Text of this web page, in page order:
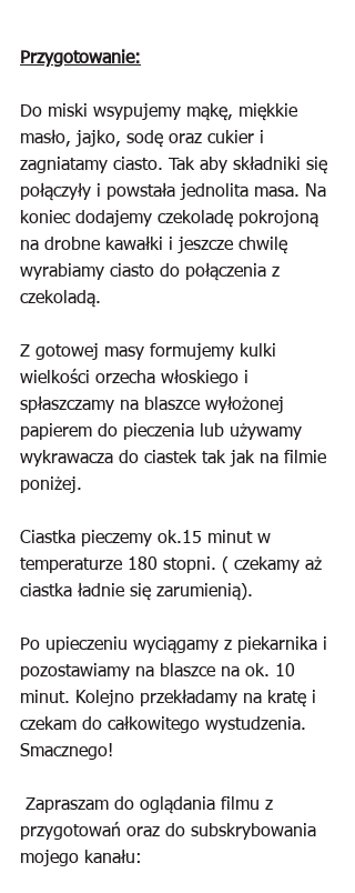
Przygotowanie:
Do miski wsypujemy mąkę, miękkie
masło, jajko, sodę oraz cukier i
zagniatamy ciasto. Tak aby składniki się
połączyły i powstała jednolita masa. Na
koniec dodajemy czekoladę pokrojoną
na drobne kawałki i jeszcze chwilę
wyrabiamy ciasto do połączenia z
czekoladą.
Z gotowej masy formujemy kulki
wielkości orzecha włoskiego i
spłaszczamy na blaszce wyłożonej
papierem do pieczenia lub używamy
wykrawacza do ciastek tak jak na filmie
poniżej.
Ciastka pieczemy ok.15 minut w
temperaturze 180 stopni. ( czekamy aż
ciastka ładnie się zarumienią).
Po upieczeniu wyciągamy z piekarnika i
pozostawiamy na blaszce na ok. 10
minut. Kolejno przekładamy na kratę i
czekam do całkowitego wystudzenia.
Smacznego!
przygotowań oraz do subskrybowania
mojego kanału: